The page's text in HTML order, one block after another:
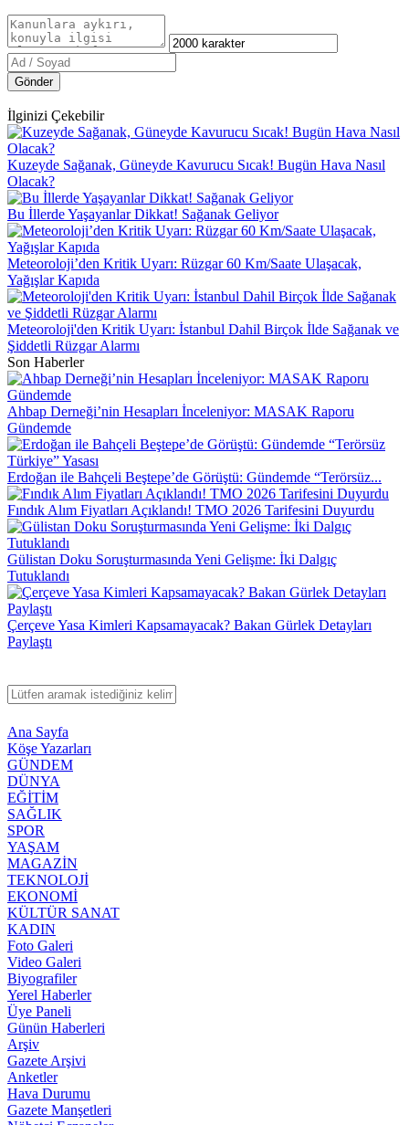
Gönder
İlginizi Çekebilir
Kuzeyde Sağanak, Güneyde Kavurucu Sıcak! Bugün Hava Nasıl
Olacak?
Bu İllerde Yaşayanlar Dikkat! Sağanak Geliyor
Meteoroloji’den Kritik Uyarı: Rüzgar 60 Km/Saate Ulaşacak,
Yağışlar Kapıda
Meteoroloji'den Kritik Uyarı: İstanbul Dahil Birçok İlde Sağanak ve
Şiddetli Rüzgar Alarmı
Son Haberler
Ahbap Derneği’nin Hesapları İnceleniyor: MASAK Raporu
Gündemde
Erdoğan ile Bahçeli Beştepe’de Görüştü: Gündemde “Terörsüz...
Fındık Alım Fiyatları Açıklandı! TMO 2026 Tarifesini Duyurdu
Gülistan Doku Soruşturmasında Yeni Gelişme: İki Dalgıç
Tutuklandı
Çerçeve Yasa Kimleri Kapsamayacak? Bakan Gürlek Detayları
Paylaştı
Ana Sayfa
Köşe Yazarları
GÜNDEM
DÜNYA
EĞİTİM
SAĞLIK
SPOR
YAŞAM
MAGAZİN
TEKNOLOJİ
EKONOMİ
KÜLTÜR SANAT
KADIN
Foto Galeri
Video Galeri
Biyografiler
Yerel Haberler
Üye Paneli
Günün Haberleri
Arşiv
Gazete Arşivi
Anketler
Hava Durumu
Gazete Manşetleri